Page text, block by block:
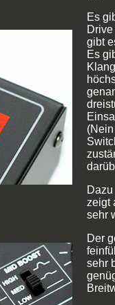
Es
gibt
Es
zeigt
sehr
Der
sehr